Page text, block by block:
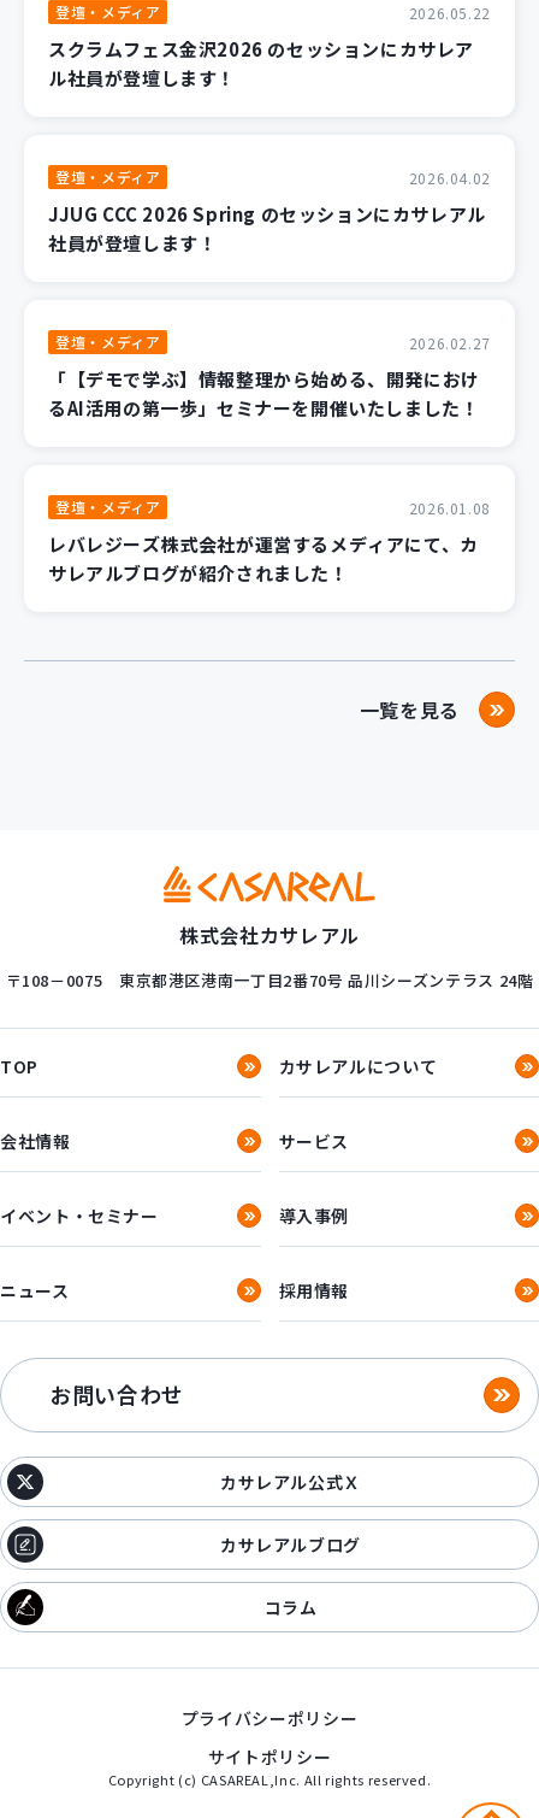
登壇・メディア 2026.05.22
スクラムフェス金沢2026 のセッションにカサレア
ル社員が登壇します！
登壇・メディア 2026.04.02
JJUG CCC 2026 Spring のセッションにカサレアル
社員が登壇します！
登壇・メディア 2026.02.27
「【デモで学ぶ】情報整理から始める、開発におけ
るAI活用の第一歩」セミナーを開催いたしました！
登壇・メディア 2026.01.08
レバレジーズ株式会社が運営するメディアにて、カ
サレアルブログが紹介されました！
一覧を見る
株式会社カサレアル
〒108－0075 東京都港区港南一丁目2番70号 品川シーズンテラス 24階
TOP カサレアルについて
会社情報 サービス
イベント・セミナー 導入事例
ニュース 採用情報
お問い合わせ
カサレアル公式Ｘ
カサレアルブログ
コラム
プライバシーポリシー
サイトポリシー
Copyright (c) CASAREAL,Inc. All rights reserved.